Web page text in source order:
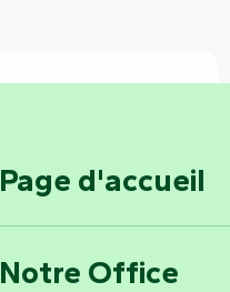
Page d'accueil
Notre Office